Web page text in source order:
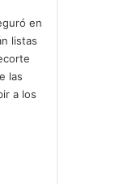
en
listas
las
a los